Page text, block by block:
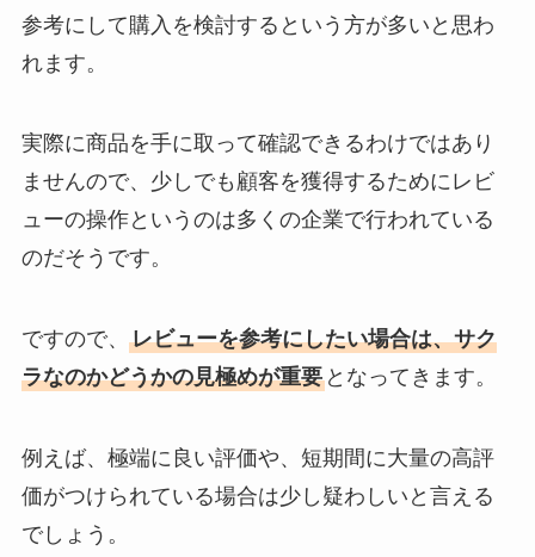
参考にして購入を検討するという方が多いと思わ
れます。
実際に商品を手に取って確認できるわけではあり
ませんので、少しでも顧客を獲得するためにレビ
ューの操作というのは多くの企業で行われている
のだそうです。
ですので、 レビューを参考にしたい場合は、サク
ラなのかどうかの見極めが重要となってきます。
例えば、極端に良い評価や、短期間に大量の高評
価がつけられている場合は少し疑わしいと言える
でしょう。